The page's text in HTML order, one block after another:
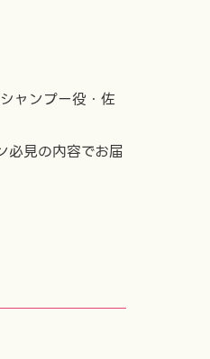
ャンプー役・佐
必見の内容でお届